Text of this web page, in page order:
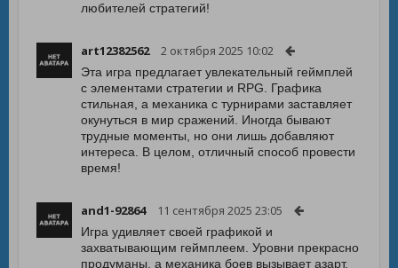
любителей стратегий!
art12382562 2 октября 2025 10:02
Эта игра предлагает увлекательный геймплей
с элементами стратегии и RPG. Графика
стильная, а механика с турнирами заставляет
окунуться в мир сражений. Иногда бывают
трудные моменты, но они лишь добавляют
интереса. В целом, отличный способ провести
время!
and1-92864 11 сентября 2025 23:05
Игра удивляет своей графикой и
захватывающим геймплеем. Уровни прекрасно
продуманы, а механика боев вызывает азарт.